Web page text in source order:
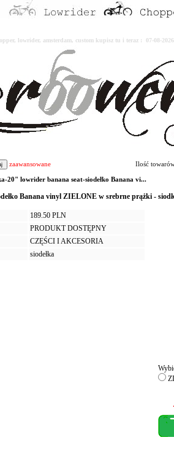
lowrider, amsterdam, custom kupisz tu i teraz : 07-08-
zaawansowane Ilość
20" lowrider banana seat-siodełko Banana vi...
Banana vinyl ZIELONE w srebrne prążki -
189.50 PLN
PRODUKT DOSTĘPNY
CZĘŚCI I AKCESORIA
siodełka